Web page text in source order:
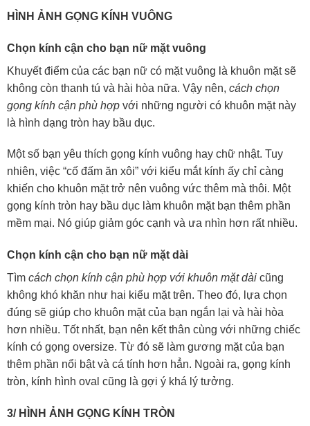
HÌNH ẢNH GỌNG KÍNH VUÔNG
Chọn kính cận cho bạn nữ mặt vuông
Khuyết điểm của các bạn nữ có mặt vuông là khuôn mặt sẽ
không còn thanh tú và hài hòa nữa. Vậy nên, cách chọn
gọng kính cận phù hợpvới những người có khuôn mặt này
là hình dạng tròn hay bầu dục.
Một số bạn yêu thích gọng kính vuông hay chữ nhật. Tuy
nhiên, việc “cố đấm ăn xôi” với kiểu mắt kính ấy chỉ càng
khiến cho khuôn mặt trở nên vuông vức thêm mà thôi. Một
gọng kính tròn hay bầu dục làm khuôn mặt bạn thêm phần
mềm mại. Nó giúp giảm góc cạnh và ưa nhìn hơn rất nhiều.
Chọn kính cận cho bạn nữ mặt dài
Tìm cách chọn kính cận phù hợp với khuôn mặt dàicũng
không khó khăn như hai kiểu mặt trên. Theo đó, lựa chọn
đúng sẽ giúp cho khuôn mặt của bạn ngắn lại và hài hòa
hơn nhiều. Tốt nhất, bạn nên kết thân cùng với những chiếc
kính có gọng oversize. Từ đó sẽ làm gương mặt của bạn
thêm phần nổi bật và cá tính hơn hẳn. Ngoài ra, gọng kính
tròn, kính hình oval cũng là gợi ý khá lý tưởng.
3/ HÌNH ẢNH GỌNG KÍNH TRÒN